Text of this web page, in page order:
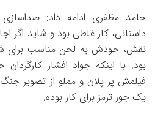
حامد مظفری ادامه داد:
داستانی، کار غلطی بود و شاید اگر
نقش، خودش به لحن مناسب برای
بود. با اینکه جواد افشار
فیلمش پر پلان و مملو از تصویر
یک جور ترمز برای کار بوده.